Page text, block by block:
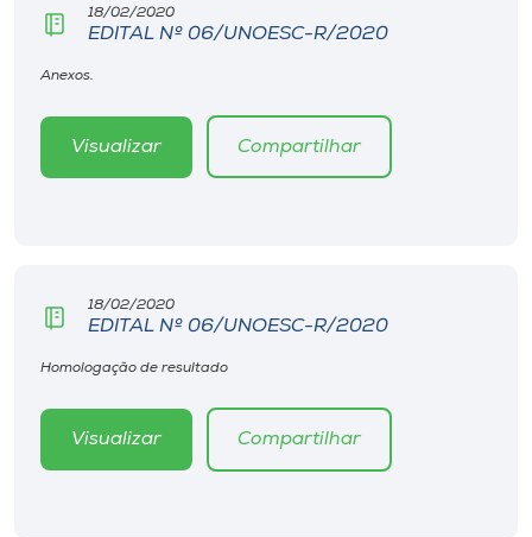
Store
Selecione
18/02/2020
EDITAL Nº 06/UNOESC-R/2020
Anexos.
Visualizar Compartilhar
18/02/2020
EDITAL Nº 06/UNOESC-R/2020
Homologação de resultado
Visualizar Compartilhar